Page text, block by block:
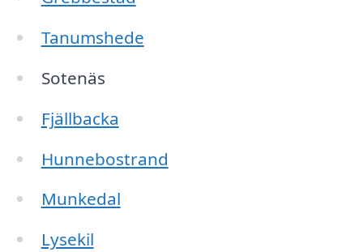
Tanumshede
Sotenäs
Fjällbacka
Hunnebostrand
Munkedal
Lysekil